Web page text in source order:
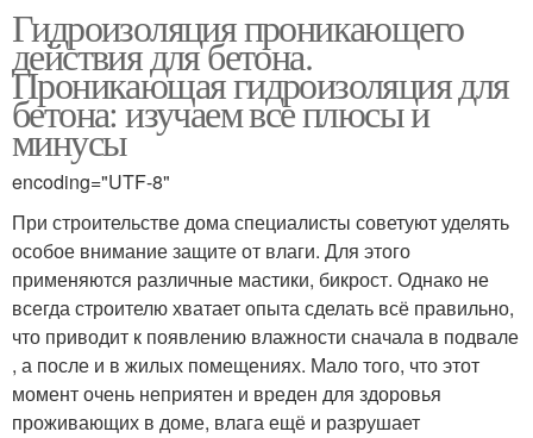
Гидроизоляция проникающего
действия для бетона.
Проникающая гидроизоляция для
бетона: изучаем все плюсы и
минусы
encoding="UTF-8"
При строительстве дома специалисты советуют уделять
особое внимание защите от влаги. Для этого
применяются различные мастики, бикрост. Однако не
всегда строителю хватает опыта сделать всё правильно,
что приводит к появлению влажности сначала в подвале
, а после и в жилых помещениях. Мало того, что этот
момент очень неприятен и вреден для здоровья
проживающих в доме, влага ещё и разрушает